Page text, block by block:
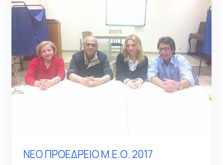
ΝΕΟ ΠΡΟΕΔΡΕΙΟ Μ.Ε.Ο. 2017